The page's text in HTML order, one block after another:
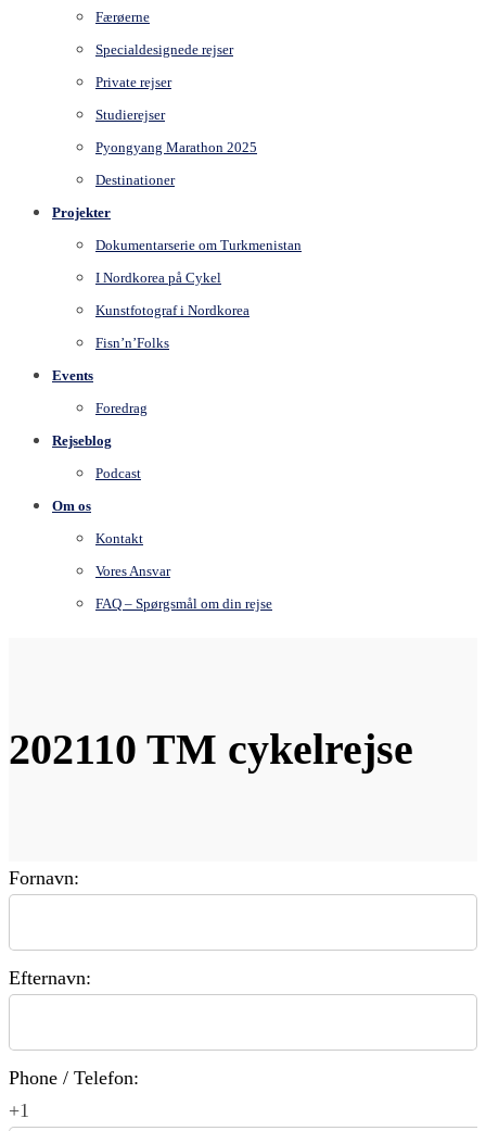
Færøerne
Specialdesignede rejser
Private rejser
Studierejser
Pyongyang Marathon 2025
Destinationer
Projekter
Dokumentarserie om Turkmenistan
I Nordkorea på Cykel
Kunstfotograf i Nordkorea
Fisn’n’Folks
Events
Foredrag
Rejseblog
Podcast
Om os
Kontakt
Vores Ansvar
FAQ – Spørgsmål om din rejse
202110 TM cykelrejse
Fornavn:
Efternavn:
Phone / Telefon:
+1